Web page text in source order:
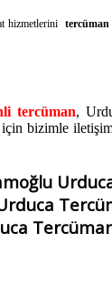
hizmetlerini
tercüman,
bizimle